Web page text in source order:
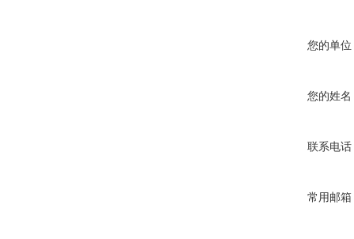
您的单位
您的姓名
联系电话
常用邮箱